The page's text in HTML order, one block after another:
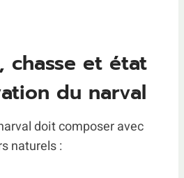
chasse et état
du narval
doit composer avec
naturels :